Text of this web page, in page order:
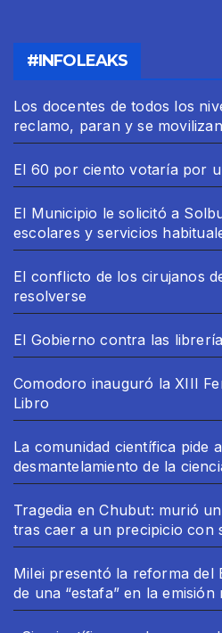
#INFOLEAKS
Los docentes de todos los
reclamo, paran y se movilizan
El 60 por ciento votaría por
El Municipio le solicitó a
escolares y servicios
El conflicto de los cirujanos
resolverse
El Gobierno contra las
Comodoro inauguró la XIII
Libro
La comunidad científica pide
desmantelamiento de la
Tragedia en Chubut: murió
tras caer a un precipicio con
Milei presentó la reforma del
de una “estafa” en la emisión